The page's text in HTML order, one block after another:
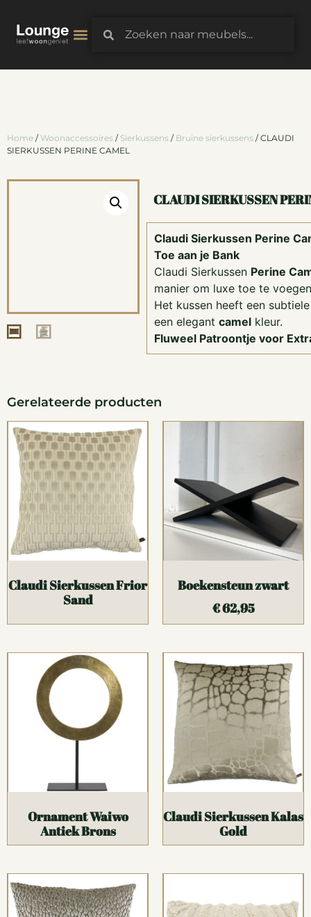
Home / Woonaccessoires / Sierkussens / Bruine sierkussens / CLAUDI
SIERKUSSEN PERINE CAMEL
CLAUDI SIERKUSSEN
Claudi Sierkussen Perine
Toe aan je Bank
Claudi Sierkussen Perine
manier om luxe toe te
Het kussen heeft een
een elegant camelkleur.
Fluweel Patroontje voor
Gerelateerde producten
Claudi Sierkussen Frior
Sand
Boekensteun zwart
€62,95
Ornament Waiwo
Antiek Brons
Claudi Sierkussen Kalas
Gold